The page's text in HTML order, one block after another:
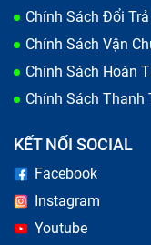
kính? Chúng khác
Chính Sách Đổi Trả
Chính Sách Vận
Chính Sách Hoàn
Chính Sách Thanh
KẾT NỐI SOCIAL
Facebook
Instagram
Youtube